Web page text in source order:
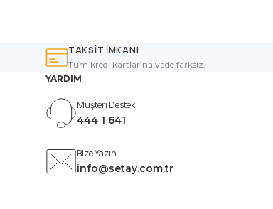
TAKSİT İMKANI
Tüm kredi kartlarına vade farksız.
YARDIM
Müşteri Destek
444 1 641
Bize Yazın
info@setay.com.tr